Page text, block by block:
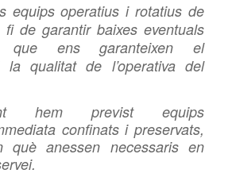
equips operatius i rotatius de
fi de garantir baixes eventuals
que ens garanteixen el
la qualitat de l’operativa del
hem previst equips
confinats i preservats,
quèanessen necessaris en